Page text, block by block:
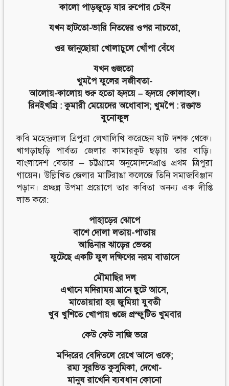
কালো পাড়জুড়ে যার রুপোর চেইন
যখন হাটতো-ভারি নিতম্বের ওপর নাচতো,
ওর জানুছোয়া খোলাচুলে খোঁপা বেঁধে
যখন গুজতো
খুমপৈ ফুলের সজীবতা-
আলোয়-কালোয় শুরু হতো হৃদয়ে – হৃদয়ে কোলাহল।
রিনইখগ্রি : কুমারী মেয়েদের অধোবাস; খুমপৈ : রক্তাভ
বুনোফুল
কবি মহেন্দ্রলাল ত্রিপুরা লেখালিখি করেছেন ষাট দশক থেকে।
খাগড়াছড়ি পার্বত্য জেলার কামারকুট ছড়ায় তার বাড়ি।
বাংলাদেশ বেতার – চট্টগ্রামে অনুমোদনেপ্রাপ্ত প্রথম ত্রিপুরা
গায়েন। উল্লিখিত জেলার মাটিরাঙা কলেজে তিনি সমাজবিঞ্জান
পড়ান। প্রচ্ছন্ন উপমা প্রয়োগে তার কবিতা অনন্য এক দীপ্তি
লাভ করে:
পাহাড়ের ঝোপে
বাশে দোলা লতায়-পাতায়
আঙিনার ঝাড়ের ভেতর
ফুটেছে একটি ফুল দক্ষিণের নরম বাতাসে
মৌমাছির দল
এখানে মদিরাময় ঘ্রানে ছুটে আসে,
মাতোয়ারা হয় জুমিয়া যুবতী
খুব খুশিতে খোপায় গুজে প্রস্ফুটিত খুমবার
কেউ কেউ সাজি ভরে
মন্দিরের বেদিতলে রেখে আসে ওকে;
রম্য সুরভিত কুসুমিকা, দেখো-
মানুষ রাখেনি ব্যবধান কোনো